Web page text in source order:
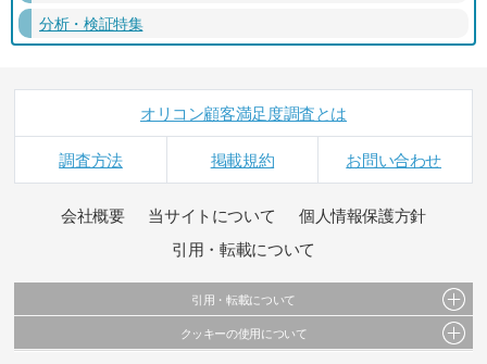
分析・検証特集
オリコン顧客満足度調査とは
調査方法 掲載規約 お問い合わせ
会社概要 当サイトについて
個人情報保護方針
引用・転載について
引用・転載について
当サイトで公開されている情報（文字、写真、イラスト、画像データ等）及びこれらの配
クッキーの使用について